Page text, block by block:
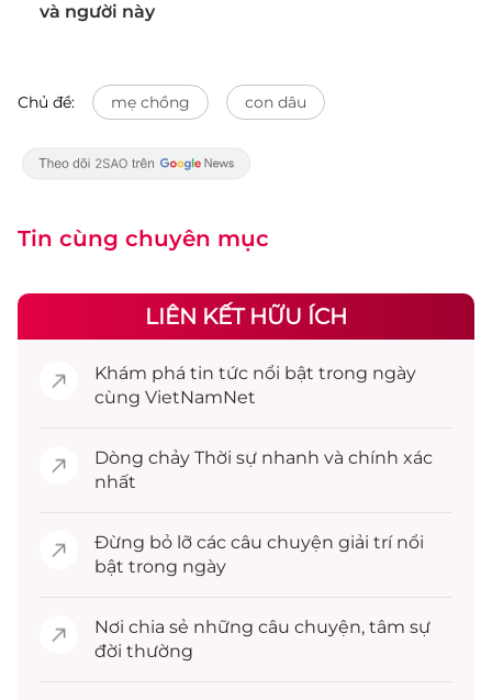
và người này
Chủ đề: mẹ chồng con dâu
Tin cùng chuyên mục
LIÊN KẾT HỮU ÍCH
Khám phá tin tức nổi bật trong ngày
cùng VietNamNet
Dòng chảy Thời sự nhanh và chính xác
nhất
Đừng bỏ lỡ các câu chuyện giải trínổi
bật trong ngày
Nơi chia sẻ những câu chuyện, tâm sự
đời thường